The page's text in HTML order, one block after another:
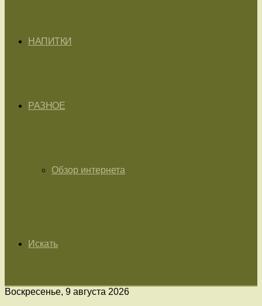
НАПИТКИ
РАЗНОЕ
Обзор интернета
Искать
Воскресенье, 9 августа 2026